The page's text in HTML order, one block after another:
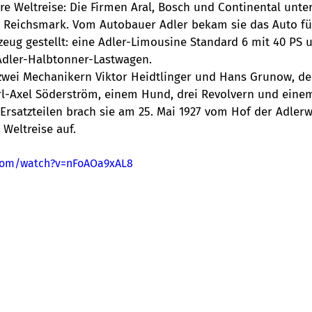
Weltreise: Die Firmen Aral, Bosch und Continental
Reichsmark. Vom Autobauer Adler bekam sie das Auto
gestellt: eine Adler-Limousine Standard 6 mit 40 PS
Halbtonner-Lastwagen.
Mechanikern Viktor Heidtlinger und Hans Grunow,
Axel Söderström, einem Hund, drei Revolvern und
brach sie am 25. Mai 1927 vom Hof der
auf.
watch?v=nFoAOa9xAL8